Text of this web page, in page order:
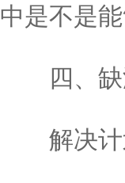
中是不是
四、缺
解决计